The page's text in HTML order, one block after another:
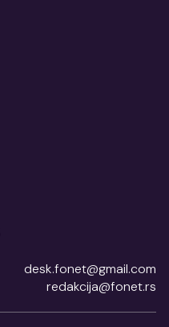
desk.fonet@gmail.com
redakcija@fonet.rs